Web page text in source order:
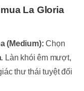
La Gloria
(Medium): Chọn
. Làn khói êm mượt,
thư thái tuyệt đối